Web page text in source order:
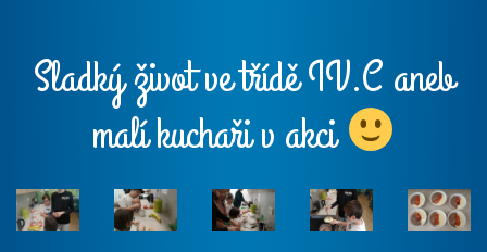
Sladký život ve třídě IV.C aneb
malí kuchaři v akci